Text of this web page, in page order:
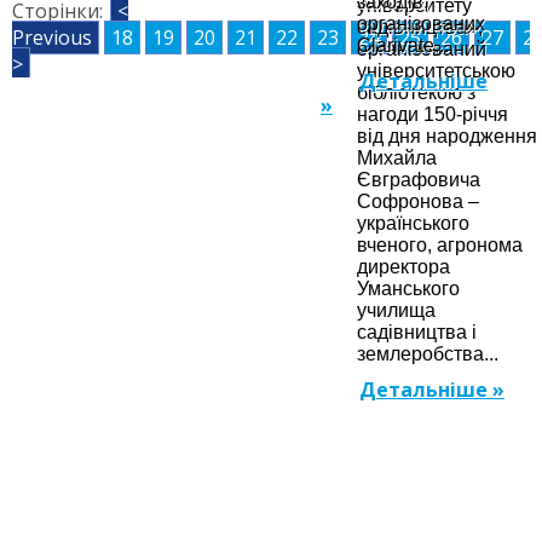
університету
садівництва»,
організований
університетською
бібліотекою з
нагоди 150-річчя
від дня народження
Михайла
Євграфовича
Софронова –
українського
вченого, агронома
директора
Уманського
училища
садівництва і
землеробства...
Детальніше »
організованих
Clarivate...
Детальніше
»
Сторінки:
<
Previous
18 19 20 21 22 23 24 25 26 27
>